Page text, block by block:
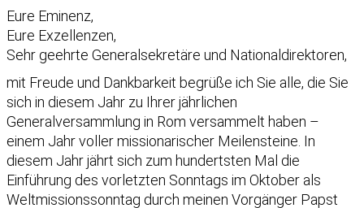
Eure Eminenz,
Eure Exzellenzen,
Sehr geehrte Generalsekretäre und Nationaldirektoren,
mit Freude und Dankbarkeit begrüße ich Sie alle, die Sie
sich in diesem Jahr zu Ihrer jährlichen
Generalversammlung in Rom versammelt haben –
einem Jahr voller missionarischer Meilensteine. In
diesem Jahr jährt sich zum hundertsten Mal die
Einführung des vorletzten Sonntags im Oktober als
Weltmissionssonntag durch meinen Vorgänger Papst